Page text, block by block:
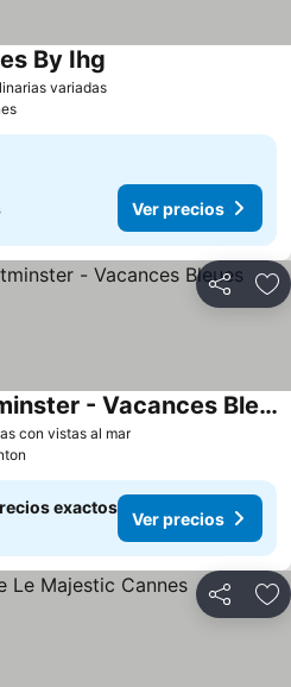
variadas
By Ihg
Ver precios
Compartir
con vistas al mar
Hôtel 3* Royal Westminster - Vacances Bleues
exactos
Ver precios
Compartir